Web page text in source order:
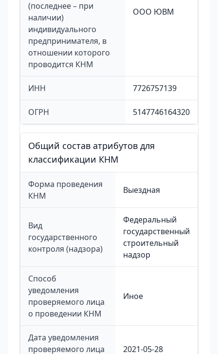
(последнее – при
наличии)
индивидуального
предпринимателя, в
отношении которого
проводится КНМ
ООО ЮВМ
ИНН 7726757139
ОГРН 5147746164320
Общий состав атрибутов для
классификации КНМ
Форма проведения
КНМ
Выездная
Вид
государственного
контроля (надзора)
Федеральный
государственный
строительный
надзор
Способ
уведомления
проверяемого лица
о проведении КНМ
Иное
Дата уведомления
проверяемого лица
2021-05-28